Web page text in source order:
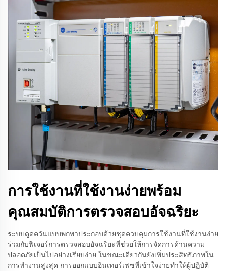
การใช้งานที่ใช้งานง่ายพร้อม
คุณสมบัติการตรวจสอบอัจฉริยะ
ระบบดูดควันแบบพกพาประกอบด้วยชุดควบคุมการใช้งานที่ใช้งานง่าย
ร่วมกับฟีเจอร์การตรวจสอบอัจฉริยะที่ช่วยให้การจัดการด้านความ
ปลอดภัยเป็นไปอย่างเรียบง่าย ในขณะเดียวกันยังเพิ่มประสิทธิภาพใน
การทำงานสูงสุด การออกแบบอินเทอร์เฟซที่เข้าใจง่ายทำให้ผู้ปฏิบัติ